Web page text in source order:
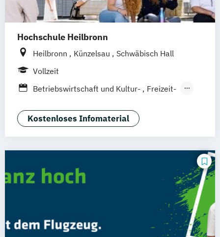
Hochschule Heilbronn
Heilbronn Künzelsau
Schwäbisch Hall
Vollzeit
Betriebswirtschaft und Kultur-
Freizeit-
Hotel- und Restaurantmanagement
(DE/EN)
Nachhaltigkeitsmanagement (DE/EN)
Tourismusmanagement (DE/EN)
Kostenloses Infomaterial